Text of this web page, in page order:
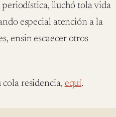
lluchó tola vida
especial atención a la
ensin escaecer otros
residencia, equí​.